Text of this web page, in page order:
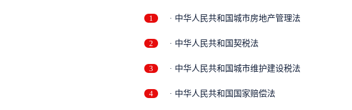
1 · 中华人民共和国城市房地产管理法
2 · 中华人民共和国契税法
3 · 中华人民共和国城市维护建设税法
4 · 中华人民共和国国家赔偿法